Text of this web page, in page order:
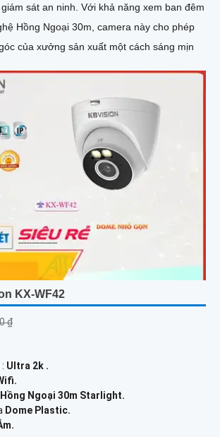
Với khả năng xem ban đêm
Hồng Ngoại 30m, camera này cho phép
của xưởng sản xuất một cách sáng mịn
KX-WF42
₫
Ultra 2k .
Hồng Ngoại 30m Starlight.
Dome Plastic.